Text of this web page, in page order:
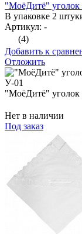
"МоёДитё" уголок
В упаковке 2
Артикул: -
(4)
Добавить к
Отложить
"МоёДитё" уголок
Нет в наличии
Под заказ